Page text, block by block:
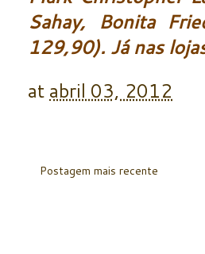
Sahay, Bonita
129,90). Já nas
at abril 03, 2012
Postagem mais recente